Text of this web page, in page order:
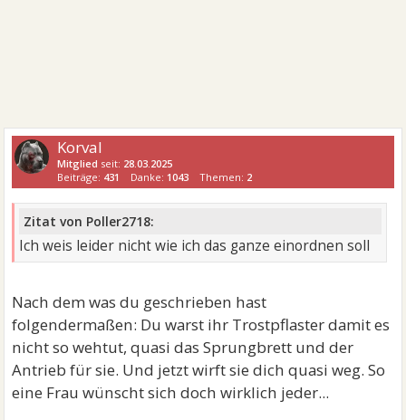
Korval
Mitglied seit: 28.03.2025
Beiträge: 431 Danke: 1043 Themen: 2
Zitat von Poller2718:
Ich weis leider nicht wie ich das ganze einordnen soll
Nach dem was du geschrieben hast
folgendermaßen: Du warst ihr Trostpflaster damit es
nicht so wehtut, quasi das Sprungbrett und der
Antrieb für sie. Und jetzt wirft sie dich quasi weg. So
eine Frau wünscht sich doch wirklich jeder...